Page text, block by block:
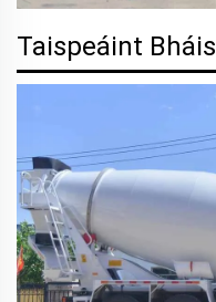
Taispeáint Bháis